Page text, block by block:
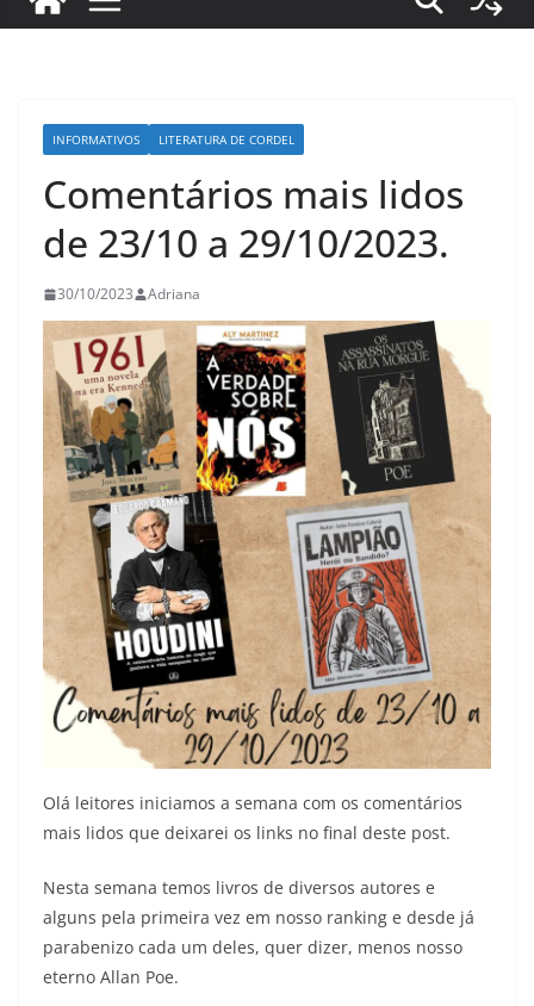
INFORMATIVOS LITERATURA DE CORDEL
Comentários mais lidos
de 23/10 a 29/10/2023.
30/10/2023 Adriana
Olá leitores iniciamos a semana com os comentários
mais lidos que deixarei os links no final deste post.
Nesta semana temos livros de diversos autores e
alguns pela primeira vez em nosso ranking e desde já
parabenizo cada um deles, quer dizer, menos nosso
eterno Allan Poe.